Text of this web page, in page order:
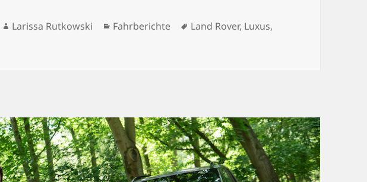
Autor
Larissa Rutkowski Kategorien
Fahrberichte Schlagwörter
Land Rover, Luxus,